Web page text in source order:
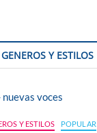
GENEROS Y ESTILOS
Y ESTILOS POPULAR